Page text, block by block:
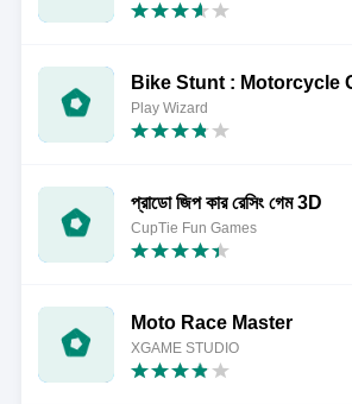
Bike Stunt : Motorcycle
Play Wizard
প্রাডো জিপ কার রেসিং গেম 3D
CupTie Fun Games
Moto Race Master
XGAME STUDIO